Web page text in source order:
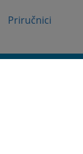
Priručnici